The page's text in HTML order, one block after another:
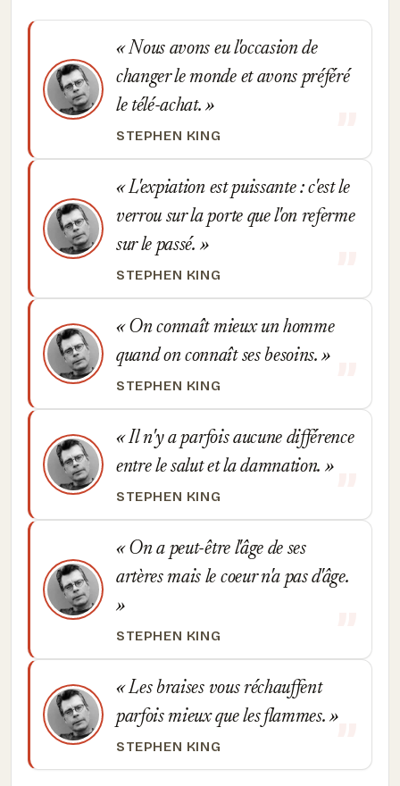
Nous avons eu l'occasion de
changer le monde et avons préféré
le télé-achat.
STEPHEN KING
L'expiation est puissante : c'est le
verrou sur la porte que l'on referme
sur le passé.
STEPHEN KING
On connaît mieux un homme
quand on connaît ses besoins.
STEPHEN KING
Il n'y a parfois aucune différence
entre le salut et la damnation.
STEPHEN KING
On a peut-être l'âge de ses
artères mais le coeur n'a pas d'âge.
STEPHEN KING
Les braises vous réchauffent
parfois mieux que les flammes.
STEPHEN KING